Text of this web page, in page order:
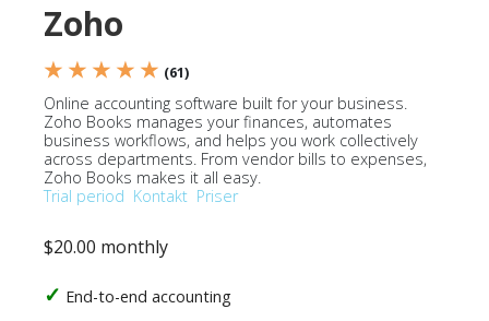
Zoho
★ ★ ★ ★ ★ (61)
Online accounting software built for your business.
Zoho Books manages your finances, automates
business workflows, and helps you work collectively
across departments. From vendor bills to expenses,
Zoho Books makes it all easy.
Trial period Kontakt Priser
$20.00 monthly
End-to-end accounting